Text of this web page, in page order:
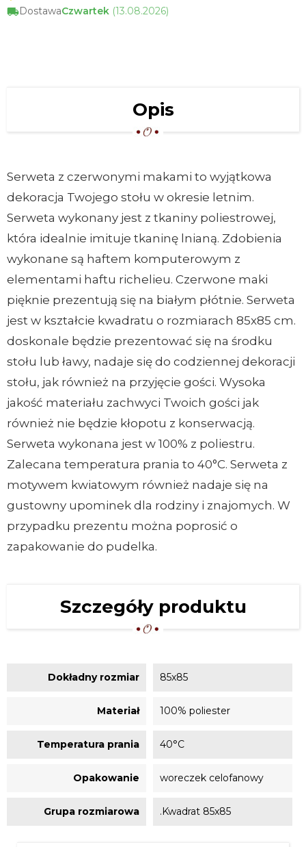
DostawaCzwartek (13.08.2026)
Opis
Serweta z czerwonymi makami to wyjątkowa
dekoracja Twojego stołu w okresie letnim.
Serweta wykonany jest z tkaniny poliestrowej,
która idealnie imituje tkaninę lnianą. Zdobienia
wykonane są haftem komputerowym z
elementami haftu richelieu. Czerwone maki
pięknie prezentują się na białym płótnie. Serweta
jest w kształcie kwadratu o rozmiarach 85x85 cm.
doskonale będzie prezentować się na środku
stołu lub ławy, nadaje się do codziennej dekoracji
stołu, jak również na przyjęcie gości. Wysoka
jakość materiału zachwyci Twoich gości jak
również nie będzie kłopotu z konserwacją.
Serweta wykonana jest w 100% z poliestru.
Zalecana temperatura prania to 40°C. Serweta z
motywem kwiatowym również nadaje się na
gustowny upominek dla rodziny i znajomych. W
przypadku prezentu można poprosić o
zapakowanie do pudelka.
Szczegóły produktu
Dokładny rozmiar 85x85
Materiał 100% poliester
Temperatura prania 40°C
Opakowanie woreczek celofanowy
Grupa rozmiarowa .Kwadrat 85x85